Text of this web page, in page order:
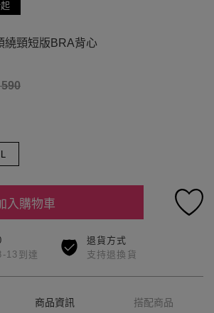
繞頸短版BRA背心
L
入購物車
13到達
退貨方式
支持退換貨
商品資訊 搭配商品